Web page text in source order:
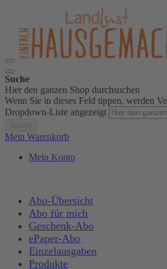
Suche
Hier den ganzen Shop durchsuchen
Wenn Sie in dieses Feld tippen, werden
Dropdown-Liste angezeigt
Mein Warenkorb
Mein Konto
Abo-Übersicht
Abo für mich
Geschenk-Abo
ePaper-Abo
Einzelausgaben
Produkte